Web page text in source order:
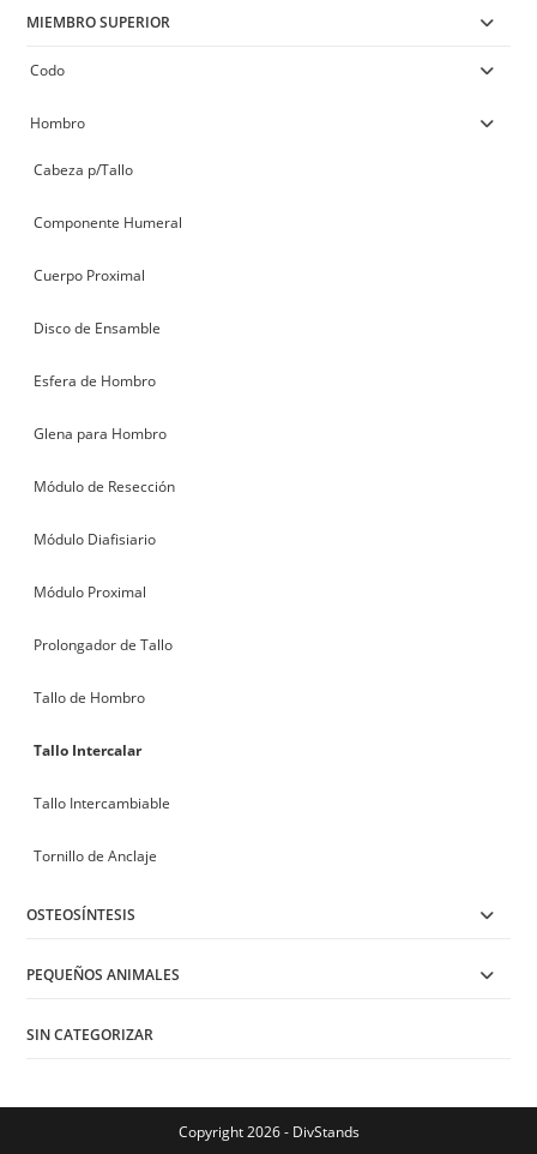
MIEMBRO SUPERIOR
Codo
Hombro
Cabeza p/Tallo
Componente Humeral
Cuerpo Proximal
Disco de Ensamble
Esfera de Hombro
Glena para Hombro
Módulo de Resección
Módulo Diafisiario
Módulo Proximal
Prolongador de Tallo
Tallo de Hombro
Tallo Intercalar
Tallo Intercambiable
Tornillo de Anclaje
OSTEOSÍNTESIS
PEQUEÑOS ANIMALES
SIN CATEGORIZAR
Copyright 2026 - DivStands